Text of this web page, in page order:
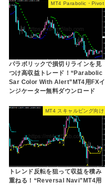
MT4 Parabolic・Pivot
パラボリックで損切りラインを見
つけ高収益トレード！“Parabolic
Sar Color With Alert”MT4用FXイ
ンジケーター無料ダウンロード
MT4 スキャルピング向け
トレンド反転を狙って収益を積み
重ねる！“Reversal Navi”MT4用